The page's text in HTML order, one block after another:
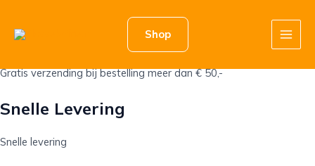
Shop
Main
Menu
Gratis Verzenden
Gratis verzending bij bestelling meer dan € 50,-
Snelle Levering
Snelle levering